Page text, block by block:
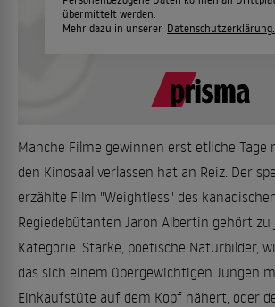
übermittelt werden.
Mehr dazu in unserer Datenschutzerklärung.
Manche Filme gewinnen erst etliche Tage
den Kinosaal verlassen hat an Reiz. Der
erzählte Film "Weightless" des
Regiedebütanten Jaron Albertin gehört zu
Kategorie. Starke, poetische Naturbilder,
das sich einem übergewichtigen Jungen
Einkaufstüte auf dem Kopf nähert, oder